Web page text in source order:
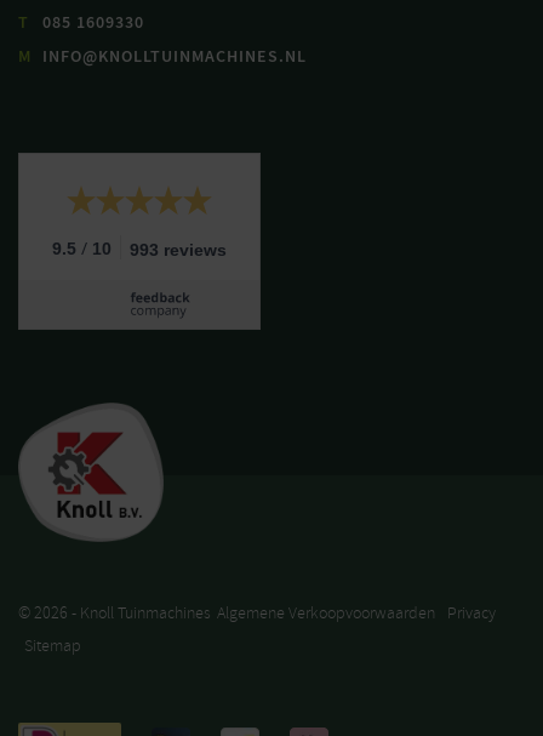
T
085 1609330
M
INFO@KNOLLTUINMACHINES.NL
9.5 / 10 993 reviews
© 2026 - Knoll Tuinmachines Algemene Verkoopvoorwaarden
Privacy
Sitemap